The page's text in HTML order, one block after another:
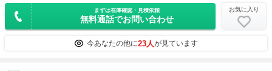
まずは在庫確認・見積依頼
無料通話でお問い合わせ
お気に入り
今あなたの他に23人が見ています